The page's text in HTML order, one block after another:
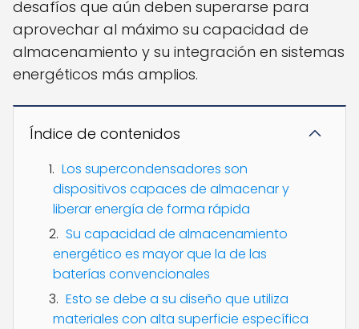
desafíos que aún deben superarse para
aprovechar al máximo su capacidad de
almacenamiento y su integración en sistemas
energéticos más amplios.
Índice de contenidos
Los supercondensadores son
dispositivos capaces de almacenar y
liberar energía de forma rápida
Su capacidad de almacenamiento
energético es mayor que la de las
baterías convencionales
Esto se debe a su diseño que utiliza
materiales con alta superficie específica